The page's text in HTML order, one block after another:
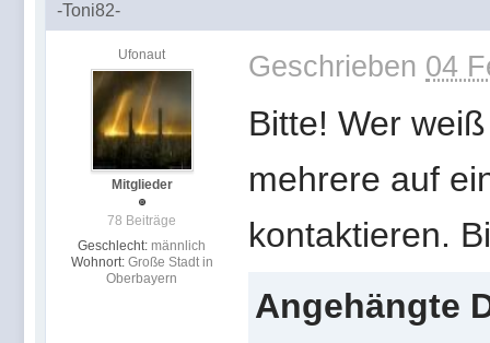
-Toni82-
Ufonaut
Mitglieder
78 Beiträge
Geschlecht: männlich
Wohnort: Große Stadt in
Oberbayern
Geschrieben 04
Bitte! Wer
mehrere auf
kontaktieren.
Angehängte